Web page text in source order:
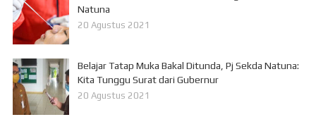
Natuna
20 Agustus 2021
Belajar Tatap Muka Bakal Ditunda, Pj Sekda Natuna:
Kita Tunggu Surat dari Gubernur
20 Agustus 2021